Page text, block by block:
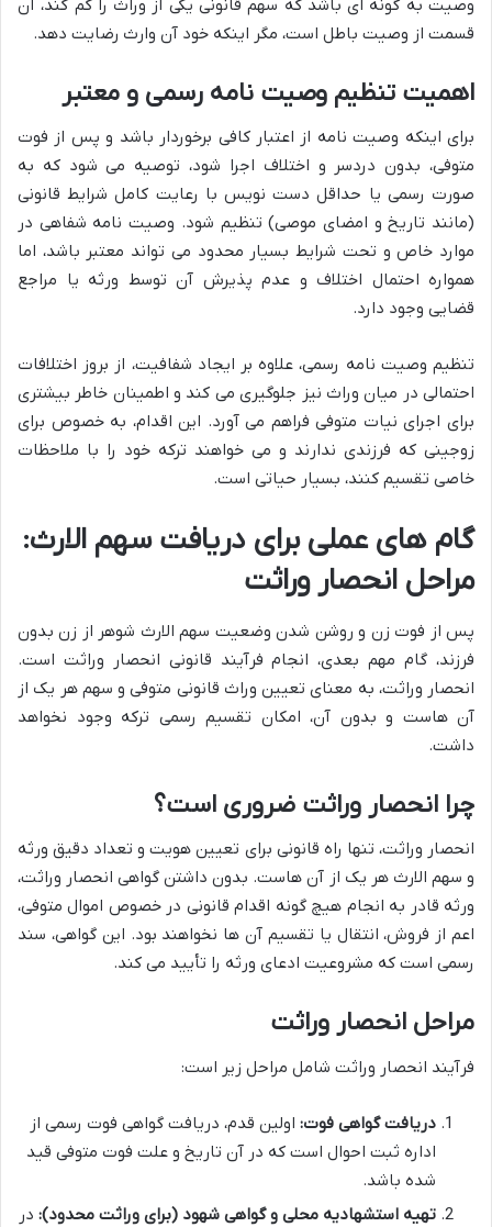
وصیت به گونه ای باشد که سهم قانونی یکی از وراث را کم کند، آن
قسمت از وصیت باطل است، مگر اینکه خود آن وارث رضایت دهد.
اهمیت تنظیم وصیت نامه رسمی و معتبر
برای اینکه وصیت نامه از اعتبار کافی برخوردار باشد و پس از فوت
متوفی، بدون دردسر و اختلاف اجرا شود، توصیه می شود که به
صورت رسمی یا حداقل دست نویس با رعایت کامل شرایط قانونی
(مانند تاریخ و امضای موصی) تنظیم شود. وصیت نامه شفاهی در
موارد خاص و تحت شرایط بسیار محدود می تواند معتبر باشد، اما
همواره احتمال اختلاف و عدم پذیرش آن توسط ورثه یا مراجع
قضایی وجود دارد.
تنظیم وصیت نامه رسمی، علاوه بر ایجاد شفافیت، از بروز اختلافات
احتمالی در میان وراث نیز جلوگیری می کند و اطمینان خاطر بیشتری
برای اجرای نیات متوفی فراهم می آورد. این اقدام، به خصوص برای
زوجینی که فرزندی ندارند و می خواهند ترکه خود را با ملاحظات
خاصی تقسیم کنند، بسیار حیاتی است.
گام های عملی برای دریافت سهم الارث:
مراحل انحصار وراثت
پس از فوت زن و روشن شدن وضعیت سهم الارث شوهر از زن بدون
فرزند، گام مهم بعدی، انجام فرآیند قانونی انحصار وراثت است.
انحصار وراثت، به معنای تعیین وراث قانونی متوفی و سهم هر یک از
آن هاست و بدون آن، امکان تقسیم رسمی ترکه وجود نخواهد
داشت.
چرا انحصار وراثت ضروری است؟
انحصار وراثت، تنها راه قانونی برای تعیین هویت و تعداد دقیق ورثه
و سهم الارث هر یک از آن هاست. بدون داشتن گواهی انحصار وراثت،
ورثه قادر به انجام هیچ گونه اقدام قانونی در خصوص اموال متوفی،
اعم از فروش، انتقال یا تقسیم آن ها نخواهند بود. این گواهی، سند
رسمی است که مشروعیت ادعای ورثه را تأیید می کند.
مراحل انحصار وراثت
فرآیند انحصار وراثت شامل مراحل زیر است:
دریافت گواهی فوت: اولین قدم، دریافت گواهی فوت رسمی از
اداره ثبت احوال است که در آن تاریخ و علت فوت متوفی قید
شده باشد.
تهیه استشهادیه محلی و گواهی شهود (برای وراثت محدود): در